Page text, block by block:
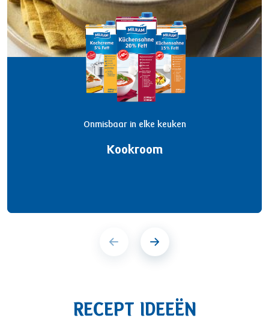
Onmisbaar in elke keuken
Kookroom
RECEPT IDEEËN